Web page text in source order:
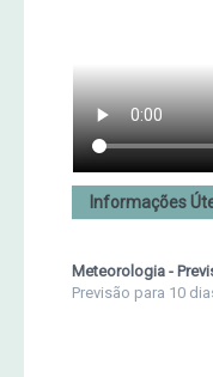
Informações
Meteorologia -
Previsão para 10